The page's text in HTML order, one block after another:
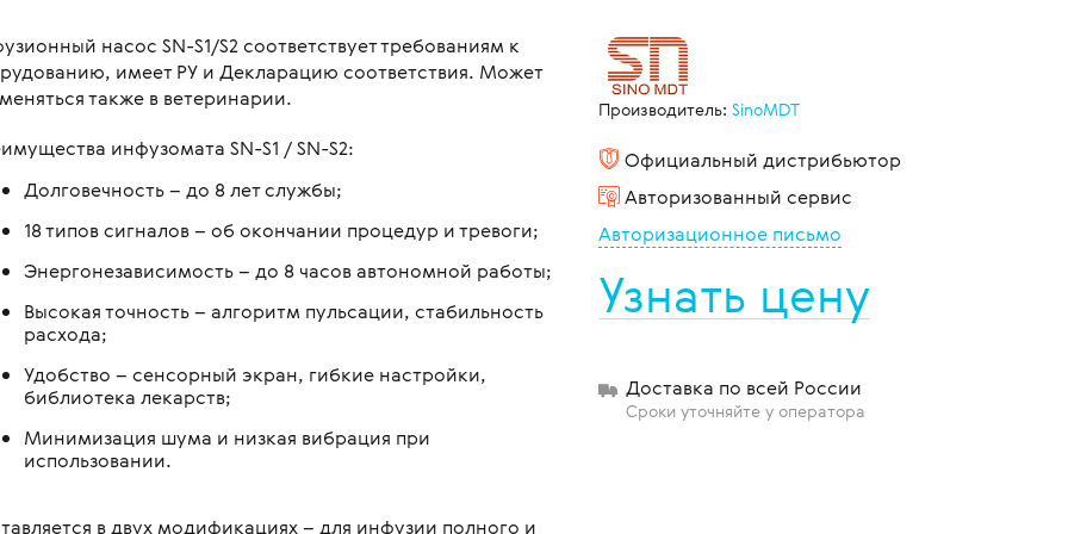
отходов
Неонатология
Средства индивидуальной защиты
Медицинские тепловизоры
диагностика в
пробных очковых линз
линзы
для перевозки больных и
медицинские
медицинские
мойками
для вливаний
насос SN-S1/S2 соответствует требованиям к
имеет РУ и Декларацию соответствия. Может
также в ветеринарии.
инфузомата SN-S1 / SN-S2:
Долговечность – до 8 лет службы;
18 типов сигналов – об окончании процедур и тревоги;
Энергонезависимость – до 8 часов автономной работы;
Высокая точность – алгоритм пульсации, стабильность
расхода;
Удобство – сенсорный экран, гибкие настройки,
библиотека лекарств;
Минимизация шума и низкая вибрация при
использовании.
в двух модификациях – для инфузии полного и
Производитель: SinoMDT
Официальный дистрибьютор
Авторизованный сервис
Авторизационное письмо
Узнать цену
Доставка по всей России
Сроки уточняйте у оператора